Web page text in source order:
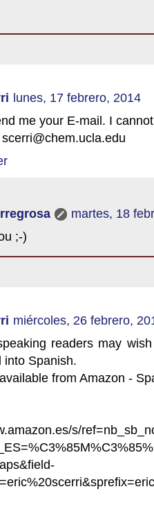
lunes, 17 febrero, 2014
me your E-mail. I
martes, 18
;-)
miércoles, 26 febrero,
readers may
into Spanish.
from Amazon -
s/